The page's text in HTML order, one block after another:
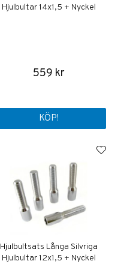
Hjulbultar 14x1,5 + Nyckel
559 kr
KÖP!
Hjulbultsats Långa Silvriga
Hjulbultar 12x1,5 + Nyckel